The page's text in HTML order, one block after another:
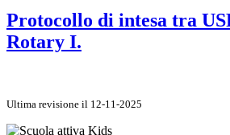
Protocollo di intesa tra
Rotary I.
Ultima revisione il 12-11-2025